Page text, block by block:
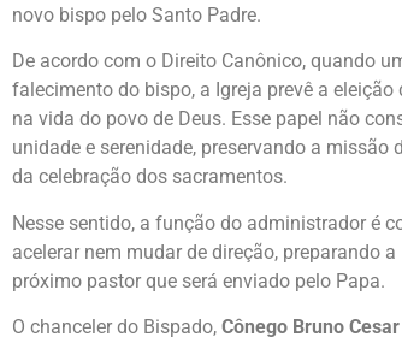
novo bispo pelo Santo Padre.
De acordo com o Direito Canônico, quando
falecimento do bispo, a Igreja prevê a
na vida do povo de Deus. Esse papel não
unidade e serenidade, preservando a
da celebração dos sacramentos.
Nesse sentido, a função do administrador é
acelerar nem mudar de direção, preparando
próximo pastor que será enviado pelo Papa.
O chanceler do Bispado, Cônego Bruno